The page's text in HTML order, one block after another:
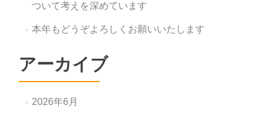
ついて考えを深めています
本年もどうぞよろしくお願いいたします
アーカイブ
2026年6月